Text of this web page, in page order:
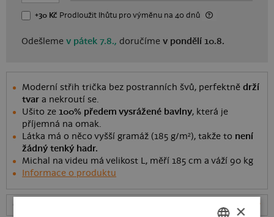
+30 Kč Prodloužit lhůtupro výměnu na 40 dnů
Odešlemev pátek 7.8., doručímev pondělí 10.8.
Moderní střih trička bez postranních švů, perfektnědrží
tvar a nekroutí se.
Ušito ze 100% předem vysrážené bavlny, která je
příjemná na omak.
Látka má o něco vyšší gramáž (185 g/m²), takže to není
žádný tenký hadr.
Michal na videu má velikost L, měří 185 cm a váží 90 kg
Informace o produktu
×